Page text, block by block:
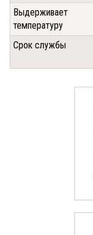
Выдерживает
температуру
Срок службы